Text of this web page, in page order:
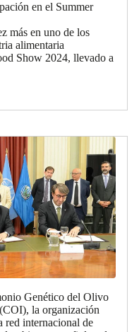
en el Summer
más en uno de los
alimentaria
Show 2024, llevado a
Genético del Olivo
la organización
red internacional de